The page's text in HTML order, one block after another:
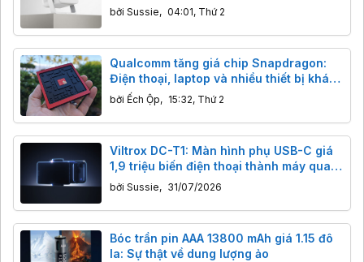
bởi Sussie, 04:01, Thứ 2
Qualcomm tăng giá chip Snapdragon:
Điện thoại, laptop và nhiều thiết bị khác
sẽ đắt hơn từ 2027
bởi Ếch Ộp, 15:32, Thứ 2
Viltrox DC-T1: Màn hình phụ USB-C giá
1,9 triệu biến điện thoại thành máy quay
vlog chuyên nghiệp
bởi Sussie, 31/07/2026
Bóc trần pin AAA 13800 mAh giá 1.15 đô
la: Sự thật về dung lượng ảo